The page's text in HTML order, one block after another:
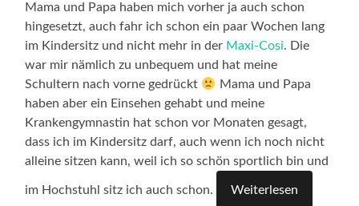
Mama und Papa haben mich vorher ja auch schon
hingesetzt, auch fahr ich schon ein paar Wochen lang
im Kindersitz und nicht mehr in der Maxi-Cosi. Die
war mir nämlich zu unbequem und hat meine
Schultern nach vorne gedrückt
Mama und Papa
haben aber ein Einsehen gehabt und meine
Krankengymnastin hat schon vor Monaten gesagt,
dass ich im Kindersitz darf, auch wenn ich noch nicht
alleine sitzen kann, weil ich so schön sportlich bin und
im Hochstuhl sitz ich auch schon. Weiterlesen